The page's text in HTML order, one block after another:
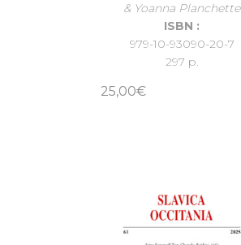
& Yoanna Planchette
ISBN :
979-10-93090-20-7
297 p.
25,00€